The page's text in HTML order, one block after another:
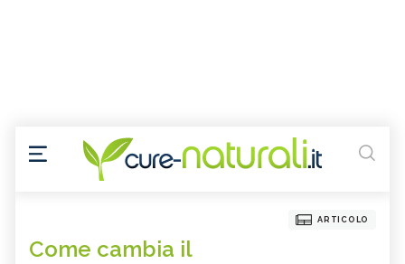
ARTICOLO
Come cambia il